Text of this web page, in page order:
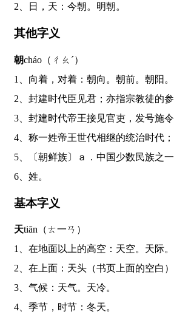
2、日，天：今朝。明朝。
其他字义
朝cháo（ㄔㄠˊ）
1、向着，对着：朝向。朝前。朝阳
2、封建时代臣见君；亦指宗教徒
3、封建时代帝王接见官吏，发号
4、称一姓帝王世代相继的统治时
5、〔朝鲜族〕ａ．中国少数民
6、姓。
基本字义
天tiān（ㄊ一ㄢ）
1、在地面以上的高空：天空。天
2、在上面：天头（书页上面的空白）
3、气候：天气。天冷。
4、季节，时节：冬天。